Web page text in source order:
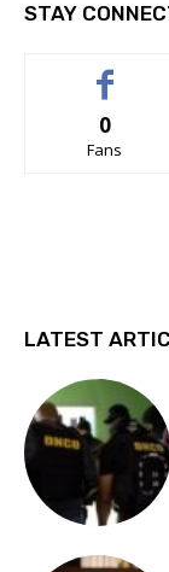
STAY
0
Fans
LATEST